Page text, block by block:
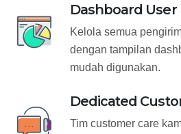
Dashboard User
Kelola semua
dengan tampilan
mudah digunakan.
Dedicated
Tim customer care